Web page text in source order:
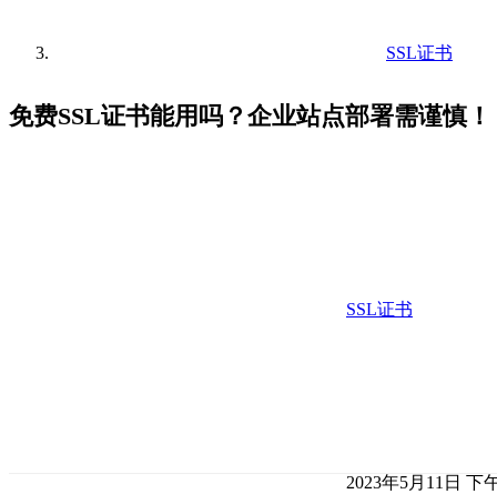
SSL证书
免费SSL证书能用吗？企业站点部署需谨慎！
SSL证书
2023年5月11日 下